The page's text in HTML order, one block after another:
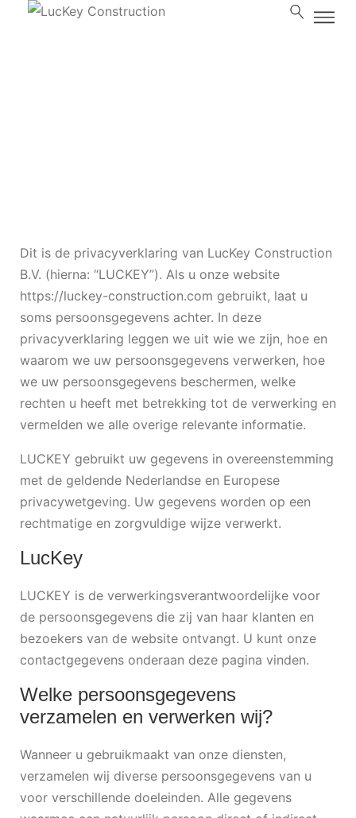
Dit is de privacyverklaring van LucKey Construction
B.V. (hierna: “LUCKEY”). Als u onze website
https://luckey-construction.com gebruikt, laat u
soms persoonsgegevens achter. In deze
privacyverklaring leggen we uit wie we zijn, hoe en
waarom we uw persoonsgegevens verwerken, hoe
we uw persoonsgegevens beschermen, welke
rechten u heeft met betrekking tot de verwerking en
vermelden we alle overige relevante informatie.
LUCKEY gebruikt uw gegevens in overeenstemming
met de geldende Nederlandse en Europese
privacywetgeving. Uw gegevens worden op een
rechtmatige en zorgvuldige wijze verwerkt.
LucKey
LUCKEY is de verwerkingsverantwoordelijke voor
de persoonsgegevens die zij van haar klanten en
bezoekers van de website ontvangt. U kunt onze
contactgegevens onderaan deze pagina vinden.
Welke persoonsgegevens
verzamelen en verwerken wij?
Wanneer u gebruikmaakt van onze diensten,
verzamelen wij diverse persoonsgegevens van u
voor verschillende doeleinden. Alle gegevens